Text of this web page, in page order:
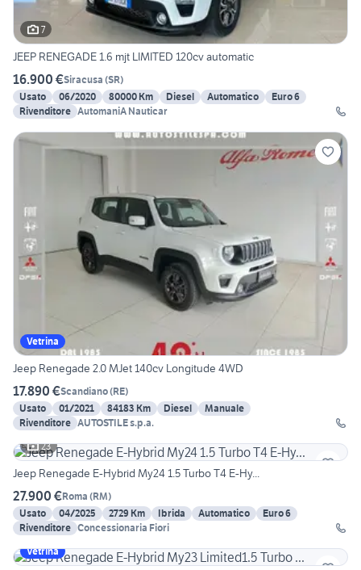
7
JEEP RENEGADE 1.6 mjt LIMITED 120cv automatic
16.900 €Siracusa (SR)
Usato
06/2020 80000 Km Diesel Automatico
Euro 6
Rivenditore AutomaniA Nauticar
Vetrina
Jeep Renegade 2.0 MJet 140cv Longitude 4WD
17.890 €Scandiano(RE)
Usato
01/2021 84183 Km Diesel
Manuale
Rivenditore AUTOSTILE s.p.a.
23
Jeep Renegade E-Hybrid My24 1.5 Turbo T4 E-Hy...
27.900 €Roma (RM)
Usato
04/2025 2729 Km Ibrida Automatico
Euro 6
Rivenditore Concessionaria Fiori
Vetrina